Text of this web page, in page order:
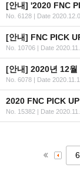
No. 6128 | Date
[안내] FNC PICK
No. 10706 | Date
[안내] 2020년 12월
No. 6078 | Date
2020 FNC PICK
No. 15382 | Date
6